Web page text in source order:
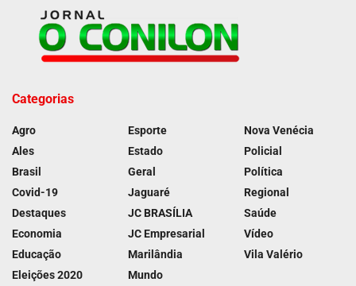
Categorias
Agro
Ales
Brasil
Covid-19
Destaques
Economia
Educação
Eleições 2020
Esporte
Estado
Geral
Jaguaré
JC BRASÍLIA
JC Empresarial
Marilândia
Mundo
Nova Venécia
Policial
Política
Regional
Saúde
Vídeo
Vila Valério